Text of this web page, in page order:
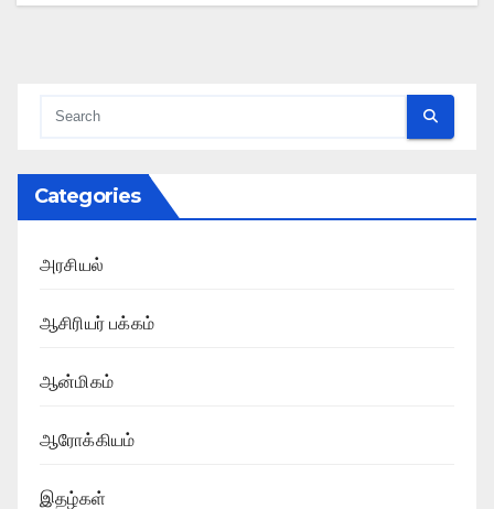
Categories
அரசியல்
ஆசிரியர் பக்கம்
ஆன்மிகம்
ஆரோக்கியம்
இதழ்கள்